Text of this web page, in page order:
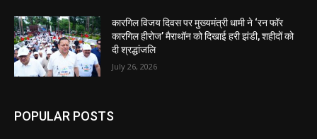
कारगिल विजय दिवस पर मुख्यमंत्री धामी ने ‘रन फॉर
कारगिल हीरोज’ मैराथॉन को दिखाई हरी झंडी, शहीदों को
दी श्रद्धांजलि
July 26, 2026
POPULAR POSTS